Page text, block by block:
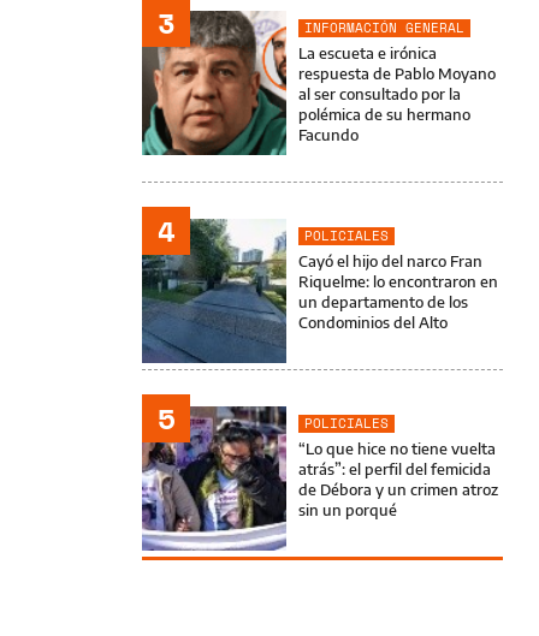
3
INFORMACIÓN GENERAL
La escueta e irónica
respuesta de Pablo Moyano
al ser consultado por la
polémica de su hermano
Facundo
4
POLICIALES
Cayó el hijo del narco Fran
Riquelme: lo encontraron en
un departamento de los
Condominios del Alto
5
POLICIALES
“Lo que hice no tiene vuelta
atrás”: el perfil del femicida
de Débora y un crimen atroz
sin un porqué